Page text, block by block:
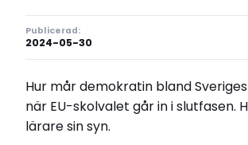
Publicerad:
2024-05-30
Hur mår demokratin bland
när EU-skolvalet går in i slutfasen.
lärare sin syn.